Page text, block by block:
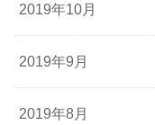
2019年10月
2019年9月
2019年8月